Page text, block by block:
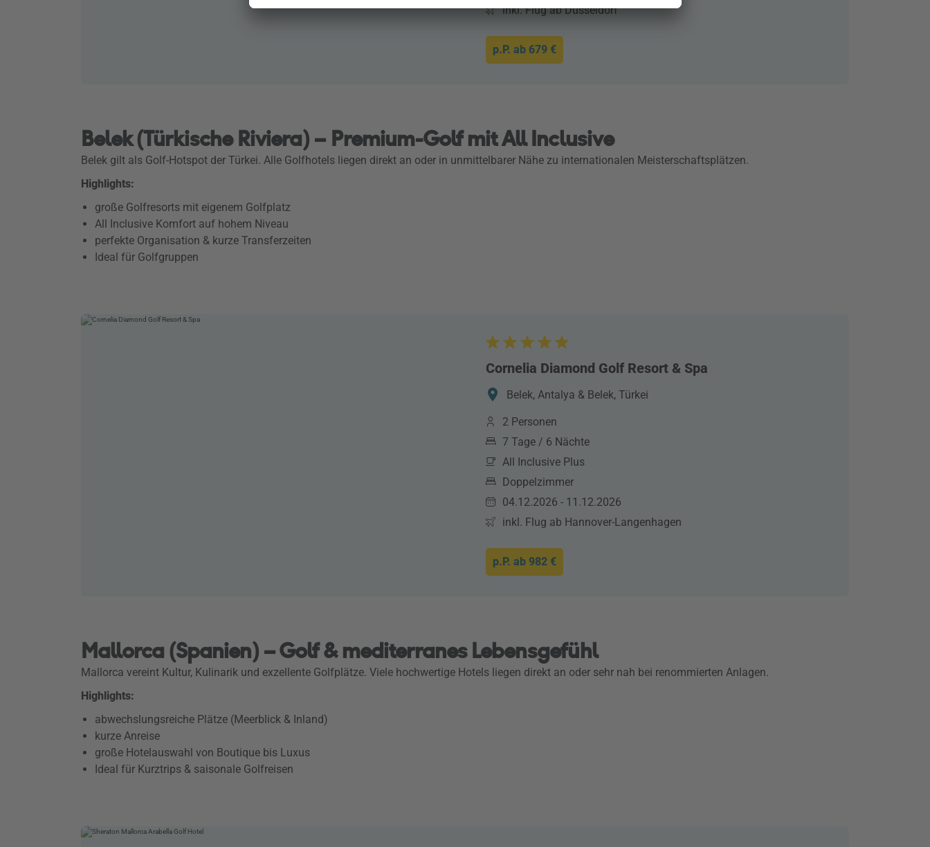
inkl. Flug ab Düsseldorf
p.P. ab 679 €
Belek (Türkische Riviera) – Premium-Golf mit All Inclusive
Belek gilt als Golf-Hotspot der Türkei. Alle Golfhotels liegen direkt an oder in unmittelbarer Nähe zu internationalen Meisterschaftsplätzen.
Highlights:
große Golfresorts mit eigenem Golfplatz
All Inclusive Komfort auf hohem Niveau
perfekte Organisation & kurze Transferzeiten
Ideal für Golfgruppen
Cornelia Diamond Golf Resort & Spa
Belek, Antalya & Belek, Türkei
2 Personen
7 Tage / 6 Nächte
All Inclusive Plus
Doppelzimmer
04.12.2026 - 11.12.2026
inkl. Flug ab Hannover-Langenhagen
p.P. ab 982 €
Mallorca (Spanien) – Golf & mediterranes Lebensgefühl
Mallorca vereint Kultur, Kulinarik und exzellente Golfplätze. Viele hochwertige Hotels liegen direkt an oder sehr nah bei renommierten Anlagen.
Highlights:
abwechslungsreiche Plätze (Meerblick & Inland)
kurze Anreise
große Hotelauswahl von Boutique bis Luxus
Ideal für Kurztrips & saisonale Golfreisen